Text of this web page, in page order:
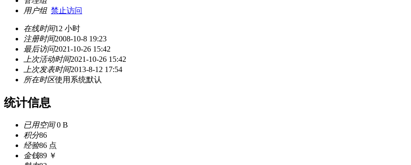
用户组 禁止访问
在线时间12 小时
注册时间2008-10-8 19:23
最后访问2021-10-26 15:42
上次活动时间2021-10-26 15:42
上次发表时间2013-8-12 17:54
所在时区使用系统默认
统计信息
已用空间0 B
积分86
经验86 点
金钱89 ￥